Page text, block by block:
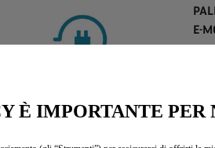
E-
È IMPORTANTE PER